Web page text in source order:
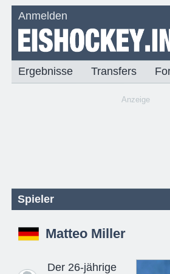
Anmelden
Ergebnisse Transfers
Anzeige
Spieler
Matteo Miller
Der 26-jährige